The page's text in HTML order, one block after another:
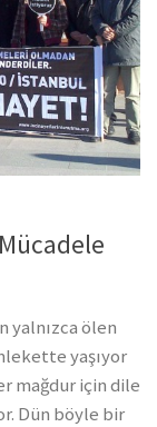
yalnızca ölen
yaşıyor
mağdur için dile
Dün böyle bir